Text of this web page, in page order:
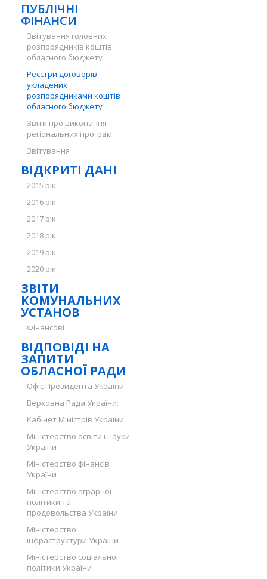
ПУБЛІЧНІ
ФІНАНСИ
Звітування головних
розпорядників коштів
обласного бюджету
Реєстри договорів
укладених
розпорядниками коштів
обласного бюджету
Звіти про виконання
регіональних програм
Звітування
ВІДКРИТІ ДАНІ
2015 рік
2016 рік
2017 рік
2018 рік
2019 рік
2020 рік
ЗВІТИ
КОМУНАЛЬНИХ
УСТАНОВ
Фінансові
ВІДПОВІДІ НА
ЗАПИТИ
ОБЛАСНОЇ РАДИ
Офіс Президента України
Верховна Рада України:
Кабінет Міністрів України
Міністерство освіти і науки
України
Міністерство фінансів
України
Міністерство аграрної
політики та
продовольства України
Міністерство
інфраструктури України
Міністерство соціальної
політики України